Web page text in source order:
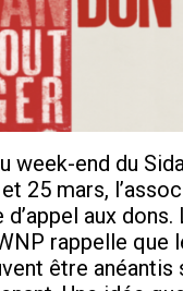
week-end du
et 25 mars,
d’appel aux dons.
rappelle que
être anéantis